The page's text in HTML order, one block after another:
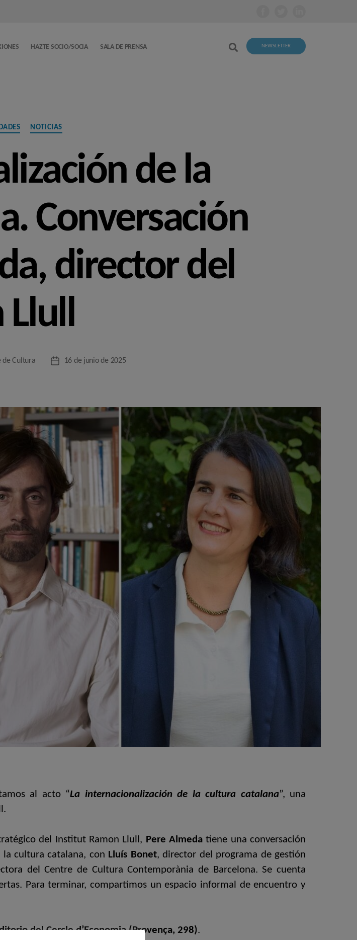
HAZTE SOCIO/SOCIA SALA DE PRENSA NEWSLETTER
Categorías
NOTICIAS
de la
Conversación
director del
Llull
de Cultura
Fecha16 de junio de 2025
al acto “La internacionalización de la cultura catalana”, una
del Institut Ramon Llull, Pere Almeda tiene una conversación
cultura catalana, con Lluís Bonet, director del programa de gestión
del Centre de Cultura Contemporània de Barcelona. Se cuenta
Para terminar, compartimos un espacio informal de encuentro y
del Cercle d’Economia (Provença, 298).